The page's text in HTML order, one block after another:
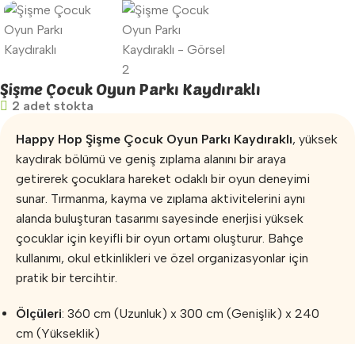
Şişme Çocuk Oyun Parkı Kaydıraklı
2 adet stokta
Happy Hop Şişme Çocuk Oyun Parkı Kaydıraklı, yüksek
kaydırak bölümü ve geniş zıplama alanını bir araya
getirerek çocuklara hareket odaklı bir oyun deneyimi
sunar. Tırmanma, kayma ve zıplama aktivitelerini aynı
alanda buluşturan tasarımı sayesinde enerjisi yüksek
çocuklar için keyifli bir oyun ortamı oluşturur. Bahçe
kullanımı, okul etkinlikleri ve özel organizasyonlar için
pratik bir tercihtir.
Ölçüleri: 360 cm (Uzunluk) x 300 cm (Genişlik) x 240
cm (Yükseklik)